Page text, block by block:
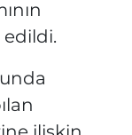
edildi.